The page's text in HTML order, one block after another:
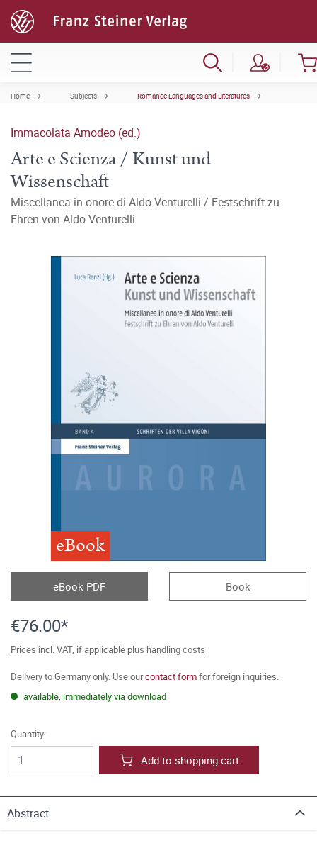
Home Subjects Romance Languages and Literatures
Immacolata Amodeo (ed.)
Arte e Scienza / Kunst und
Wissenschaft
Miscellanea in onore di Aldo Venturelli / Festschrift zu
Ehren von Aldo Venturelli
eBook
eBook PDF Book
€76.00*
Prices incl. VAT, if applicable plus handling costs
Delivery to Germany only. Use ourcontact formfor foreign inquiries.
available, immediately via download
Quantity:
Add to shopping cart
Abstract